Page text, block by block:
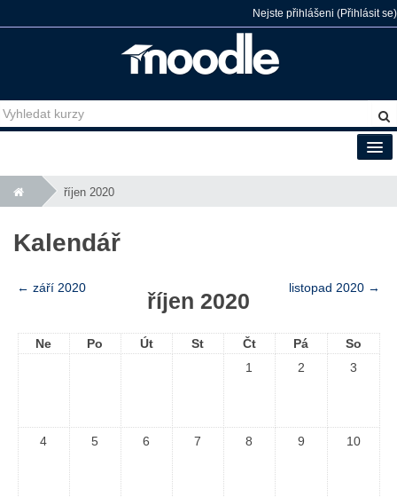
Nejste přihlášeni (Přihlásit se)
Čeština (cs)
říjen 2020
Kalendář
← září 2020
říjen 2020
listopad 2020 →
Ne Po Út St Čt Pá
So
1
2 3
4 5 6 7 8 9 10